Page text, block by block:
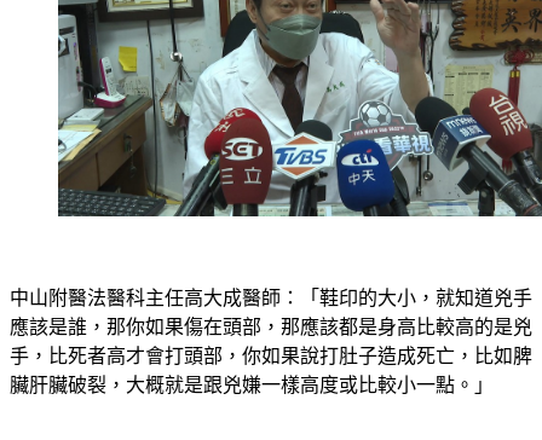
中山附醫法醫科主任高大成醫師：「鞋印的大小，就知道兇手
應該是誰，那你如果傷在頭部，那應該都是身高比較高的是兇
手，比死者高才會打頭部，你如果說打肚子造成死亡，比如脾
臟肝臟破裂，大概就是跟兇嫌一樣高度或比較小一點。」